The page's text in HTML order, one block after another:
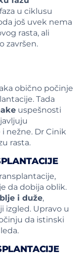
u ciklusu
još uvek nema
rasta, ali
završen.
obično počinje
Tada
uspešnosti
nežne. Dr Cinik
rasta.
da dobija oblik.
i duže,
izgled. Upravo u
da istinski